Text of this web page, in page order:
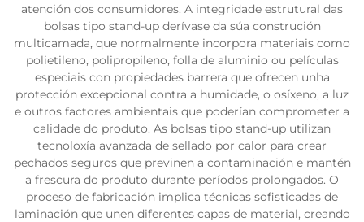
atención dos consumidores. A integridade estrutural das
bolsas tipo stand-up derívase da súa construción
multicamada, que normalmente incorpora materiais como
polietileno, polipropileno, folla de aluminio ou películas
especiais con propiedades barrera que ofrecen unha
protección excepcional contra a humidade, o osíxeno, a luz
e outros factores ambientais que poderían comprometer a
calidade do produto. As bolsas tipo stand-up utilizan
tecnoloxía avanzada de sellado por calor para crear
pechados seguros que previnen a contaminación e mantén
a frescura do produto durante períodos prolongados. O
proceso de fabricación implica técnicas sofisticadas de
laminación que unen diferentes capas de material, creando